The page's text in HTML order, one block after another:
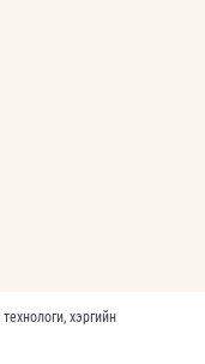
хэргийн